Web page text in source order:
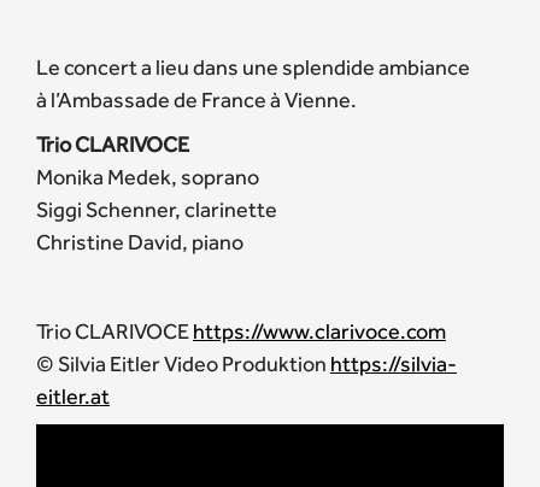
Le concert a lieu dans une splendide ambiance
à l’Ambassade de France à Vienne.
Trio CLARIVOCE
Monika Medek, soprano
Siggi Schenner, clarinette
Christine David, piano
Trio CLARIVOCEhttps://www.clarivoce.com
© Silvia Eitler Video Produktion https://silvia-
eitler.at